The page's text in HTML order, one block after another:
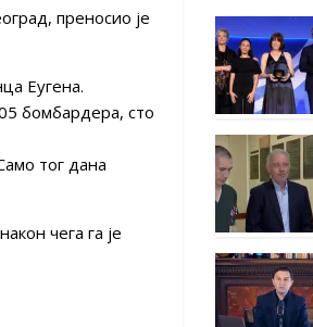
преносио је
Еугена.
бомбардера, сто
тог дана
чега га је
e
b
o
o
k